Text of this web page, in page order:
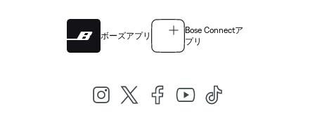
ボーズアプリ
Bose Connectア
プリ